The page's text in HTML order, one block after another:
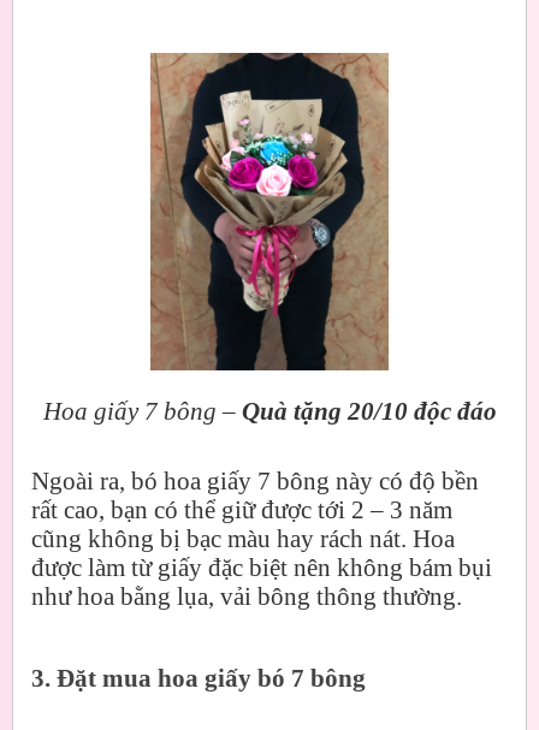
Hoa giấy 7 bông – Quà tặng 20/10 độc đáo
Ngoài ra, bó hoa giấy 7 bông này có độ bền
rất cao, bạn có thể giữ được tới 2 – 3 năm
cũng không bị bạc màu hay rách nát. Hoa
được làm từ giấy đặc biệt nên không bám bụi
như hoa bằng lụa, vải bông thông thường.
3. Đặt mua hoa giấy bó 7 bông